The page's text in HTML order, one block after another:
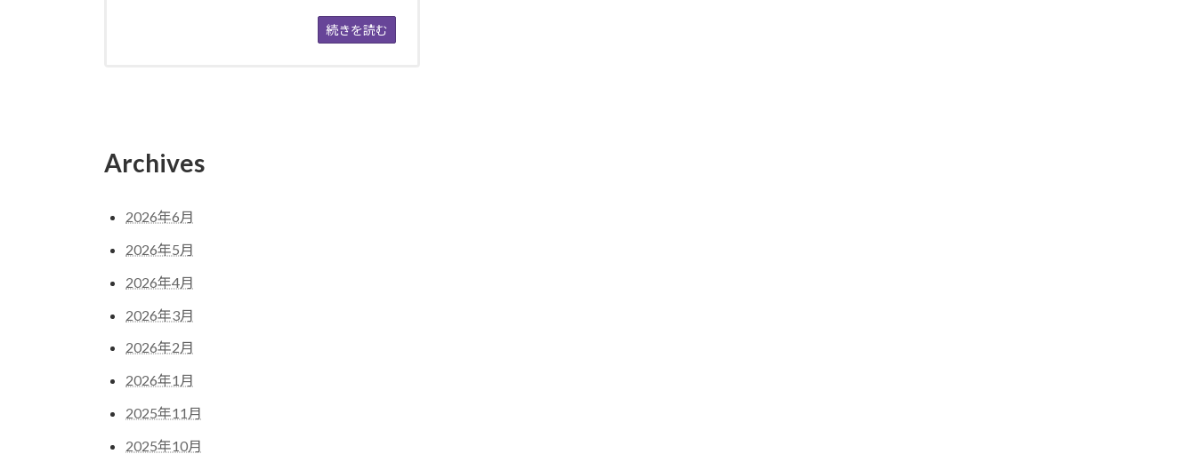
続きを読む
Archives
2026年6月
2026年5月
2026年4月
2026年3月
2026年2月
2026年1月
2025年11月
2025年10月